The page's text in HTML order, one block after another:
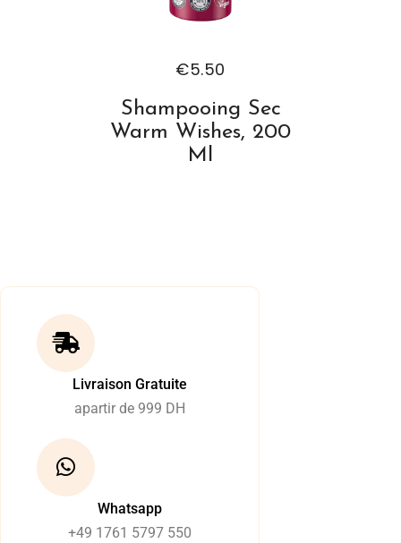
€5.50
Shampooing Sec
Warm Wishes, 200
Ml
Livraison Gratuite
apartir de 999 DH
Whatsapp
+49 1761 5797 550